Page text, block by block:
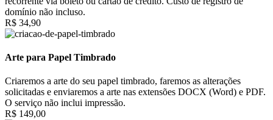
domínio não incluso.
R$ 34,90
Arte para Papel Timbrado
Criaremos a arte do seu papel timbrado, faremos as alterações
solicitadas e enviaremos a arte nas extensões DOCX (Word) e PDF.
O serviço não inclui impressão.
R$ 149,00